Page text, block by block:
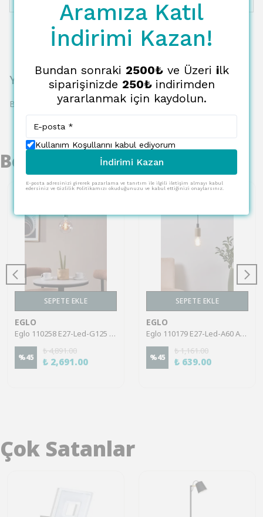
Yorumlar
Bu ürün için henüz yorum yapılmamış.
Benzer Ürünler
SEPETE EKLE
EGLO
Eglo 110258 E27-Led-G125 Ampul 1X4W Amber, Şeffaf 2000K 200 Lümen Dim Edilebilir
%45
₺ 4,891.00
₺ 2,691.00
SEPETE EKLE
EGLO
Eglo 110179 E27-Led-A60 Ampul 1X7,3W Şeffaf 2700K 806 Lümen Dim Edilebilir
%45
₺ 1,161.00
₺ 639.00
Çok Satanlar
Aramıza Katıl
İndirimi Kazan!
Bundan sonraki 2500₺ve Üzeri ilk
siparişinizde 250₺ indirimden
yararlanmak için kaydolun.
Kullanım Koşullarını kabul ediyorum
İndirimi Kazan
E-posta adresinizi girerek pazarlama ve tanıtım ile ilgili iletişim almayı kabul
edersiniz ve Gizlilik Politikamızı okuduğunuzu ve kabul ettiğinizi onaylarsınız.